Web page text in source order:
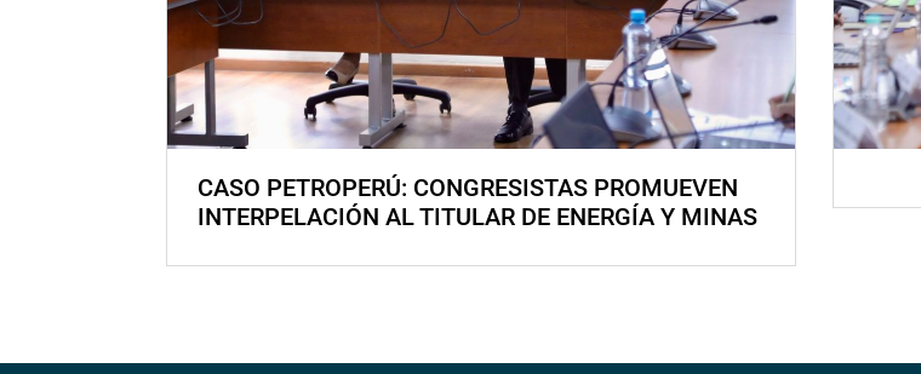
CASO PETROPERÚ: CONGRESISTAS PROMUEVEN
INTERPELACIÓN AL TITULAR DE ENERGÍA Y MINAS